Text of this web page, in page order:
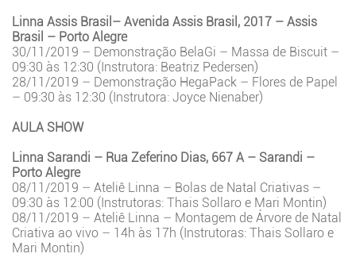
Linna Assis Brasil– Avenida Assis Brasil, 2017 – Assis
Brasil – Porto Alegre
30/11/2019 – Demonstração BelaGi – Massa de Biscuit –
09:30 às 12:30 (Instrutora: Beatriz Pedersen)
28/11/2019 – Demonstração HegaPack – Flores de Papel
– 09:30 às 12:30 (Instrutora: Joyce Nienaber)
AULA SHOW
Linna Sarandi – Rua Zeferino Dias, 667 A – Sarandi –
Porto Alegre
08/11/2019 – Ateliê Linna – Bolas de Natal Criativas –
09:30 às 12:00 (Instrutoras: Thais Sollaro e Mari Montin)
08/11/2019 – Ateliê Linna – Montagem de Árvore de Natal
Criativa ao vivo – 14h às 17h (Instrutoras: Thais Sollaro e
Mari Montin)